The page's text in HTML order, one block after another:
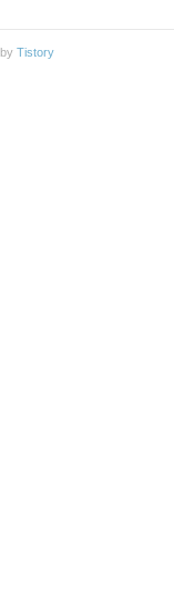
Tistory